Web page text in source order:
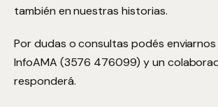
también en nuestras historias.
Por dudas o consultas podés enviarnos
InfoAMA (3576 476099) y un
responderá.